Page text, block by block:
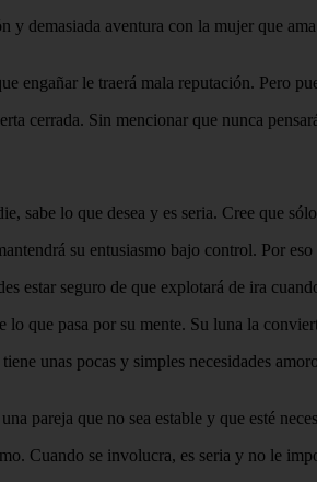
demasiada aventura con la mujer que
engañar le traerá mala reputación. Pero
cerrada. Sin mencionar que nunca
lo que desea y es seria. Cree que
su entusiasmo bajo control. Por eso
estar seguro de que explotará de ira
que pasa por su mente. Su luna la
unas pocas y simples necesidades
pareja que no sea estable y que esté
Cuando se involucra, es seria y no le